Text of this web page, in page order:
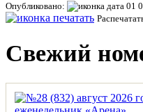
Опубликовано:
01
Свежий